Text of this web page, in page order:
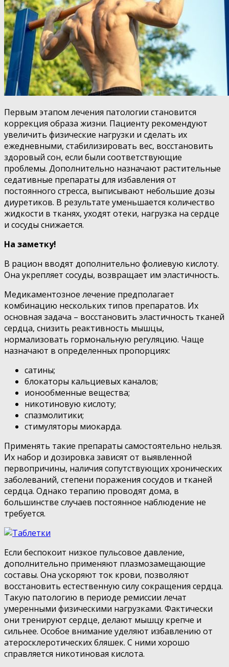
Первым этапом лечения патологии становится
коррекция образа жизни. Пациенту рекомендуют
увеличить физические нагрузки и сделать их
ежедневными, стабилизировать вес, восстановить
здоровый сон, если были соответствующие
проблемы. Дополнительно назначают растительные
седативные препараты для избавления от
постоянного стресса, выписывают небольшие дозы
диуретиков. В результате уменьшается количество
жидкости в тканях, уходят отеки, нагрузка на сердце
и сосуды снижается.
На заметку!
В рацион вводят дополнительно фолиевую кислоту.
Она укрепляет сосуды, возвращает им эластичность.
Медикаментозное лечение предполагает
комбинацию нескольких типов препаратов. Их
основная задача – восстановить эластичность тканей
сердца, снизить реактивность мышцы,
нормализовать гормональную регуляцию. Чаще
назначают в определенных пропорциях:
сатины;
блокаторы кальциевых каналов;
ионообменные вещества;
никотиновую кислоту;
спазмолитики;
стимуляторы миокарда.
Применять такие препараты самостоятельно нельзя.
Их набор и дозировка зависят от выявленной
первопричины, наличия сопутствующих хронических
заболеваний, степени поражения сосудов и тканей
сердца. Однако терапию проводят дома, в
большинстве случаев постоянное наблюдение не
требуется.
Если беспокоит низкое пульсовое давление,
дополнительно применяют плазмозамещающие
составы. Она ускоряют ток крови, позволяют
восстановить естественную силу сокращения сердца.
Такую патологию в периоде ремиссии лечат
умеренными физическими нагрузками. Фактически
они тренируют сердце, делают мышцу крепче и
сильнее. Особое внимание уделяют избавлению от
атеросклеротических бляшек. С ними хорошо
справляется никотиновая кислота.